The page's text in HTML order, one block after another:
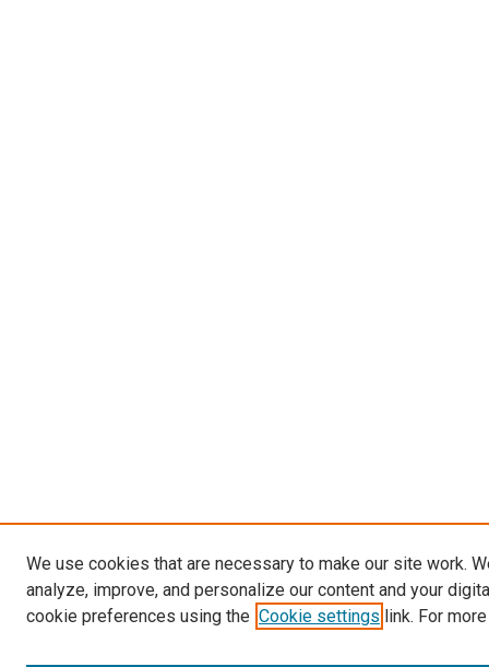
We use cookies that are necessary to make our site work.
analyze, improve, and personalize our content and your
cookie preferences using the Cookie settings link. For